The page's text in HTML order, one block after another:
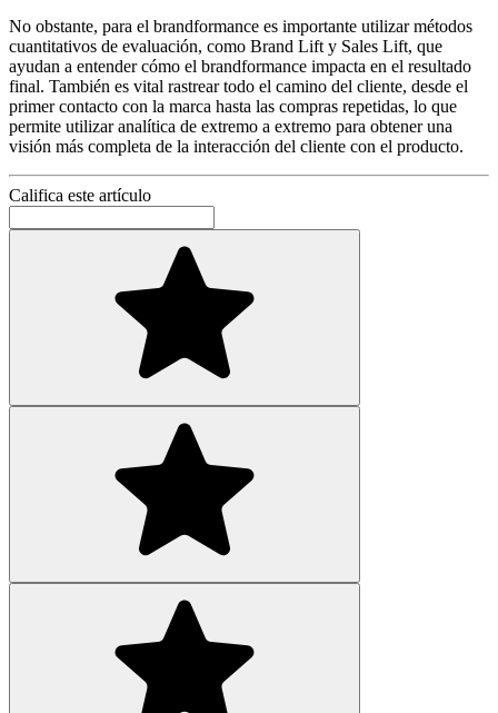
No obstante, para el brandformance es importante utilizar métodos
cuantitativos de evaluación, como Brand Lift y Sales Lift, que
ayudan a entender cómo el brandformance impacta en el resultado
final. También es vital rastrear todo el camino del cliente, desde el
primer contacto con la marca hasta las compras repetidas, lo que
permite utilizar analítica de extremo a extremo para obtener una
visión más completa de la interacción del cliente con el producto.
Califica este artículo